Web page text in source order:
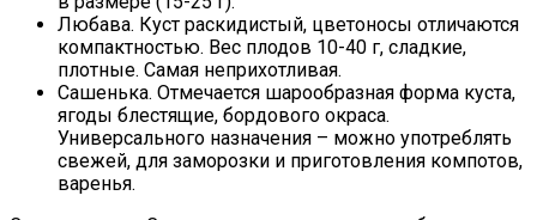
Любава. Куст раскидистый, цветоносы отличаются
компактностью. Вес плодов 10-40 г, сладкие,
плотные. Самая неприхотливая.
Сашенька. Отмечается шарообразная форма куста,
ягоды блестящие, бордового окраса.
Универсального назначения – можно употреблять
свежей, для заморозки и приготовления компотов,
варенья.